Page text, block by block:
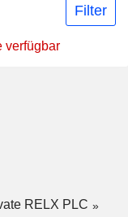
Filter
verfügbar
RELX PLC